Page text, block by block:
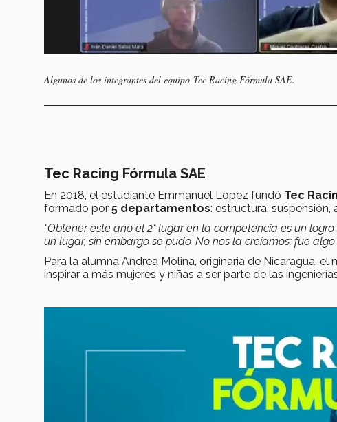
Algunos de los integrantes del equipo Tec Racing Fórmula SAE.
Tec Racing Fórmula SAE
En 2018, el estudiante Emmanuel López fundó Tec
formado por 5 departamentos: estructura,
“Obtener este año el 2° lugar en la competencia es un
un lugar, sin embargo se pudo. No nos la creíamos; fue algo
Para la alumna Andrea Molina, originaria de Nicaragua, el
inspirar a más mujeres y niñas a ser parte de las